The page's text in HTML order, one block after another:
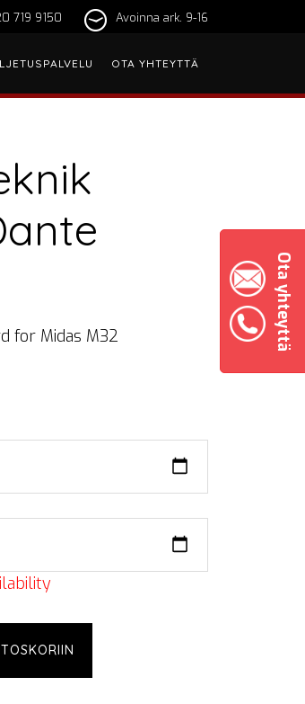
Ota yhteyttä
Avoinna ark. 9-16
719 9150
OTA YHTEYTTÄ
for Midas M32